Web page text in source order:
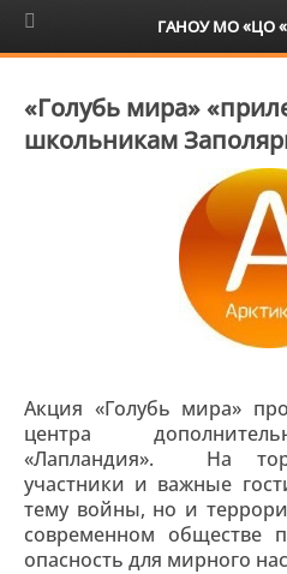
6+
«Голубь мира»
школьникам
Акция «Голубь мира»
центра
«Лапландия». На
участники и важные
тему войны, но и
современном обществе
опасность для мирного
ГАНОУ МО «ЦО